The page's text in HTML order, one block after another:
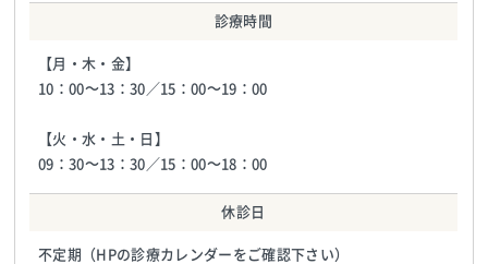
診療時間
【月・木・金】
10：00～13：30／15：00～19：00
【火・水・土・日】
09：30～13：30／15：00～18：00
休診日
不定期（HPの診療カレンダーをご確認下さい）